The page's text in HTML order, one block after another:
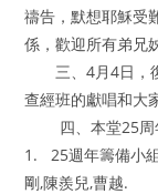
禱告，默想耶穌受
係，歡迎所有弟兄
三、4月4日，復
查經班的獻唱和大
四、本堂25周
1. 25週年籌備小
剛,陳羨兒,曹越.